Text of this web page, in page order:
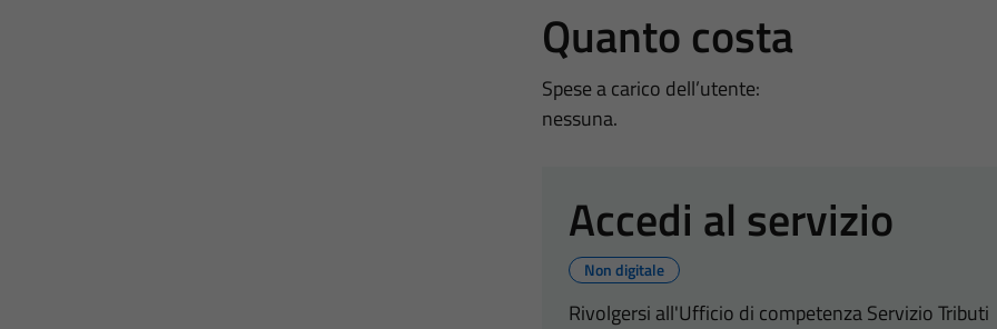
Quanto costa
Spese a carico dell’utente:
nessuna.
Accedi al servizio
Non digitale
Rivolgersi all'Ufficio di competenza Servizio Tributi